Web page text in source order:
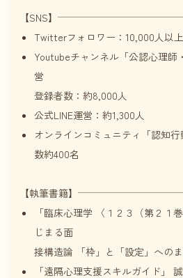
【SNS】
Twitterフォロワー：10,000人以上
Youtubeチャンネル「公認心理師
営
登録者数：約8,000人
公式LINE運営：約1,300人
オンラインコミュニティ「認知
数約400名
【執筆書籍】
「臨床心理学 〈１２３（第２１
じまる面
接構造論 「枠」と「設定」への
「遠隔心理支援スキルガイド」